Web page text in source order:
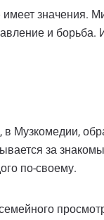
значения.
и
Музкомедии,
за
по-своему.